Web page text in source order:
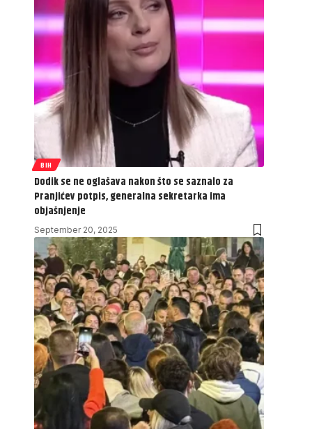
BIH
Dodik se ne oglašava nakon što se saznalo za
Pranjićev potpis, generalna sekretarka ima
objašnjenje
September 20, 2025